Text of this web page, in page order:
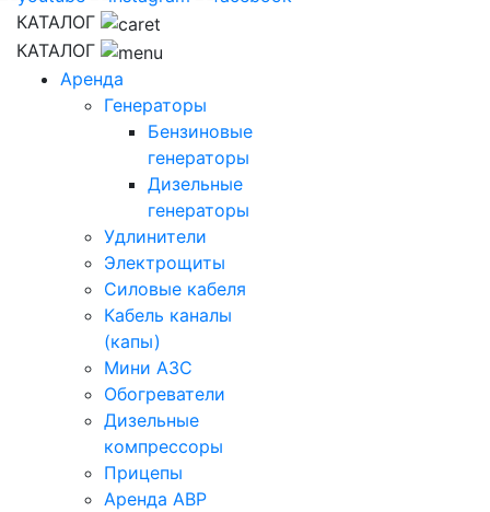
КАТАЛОГ
КАТАЛОГ
Аренда
Генераторы
Бензиновые
генераторы
Дизельные
генераторы
Удлинители
Электрощиты
Силовые кабеля
Кабель каналы
(капы)
Мини АЗС
Обогреватели
Дизельные
компрессоры
Прицепы
Аренда АВР